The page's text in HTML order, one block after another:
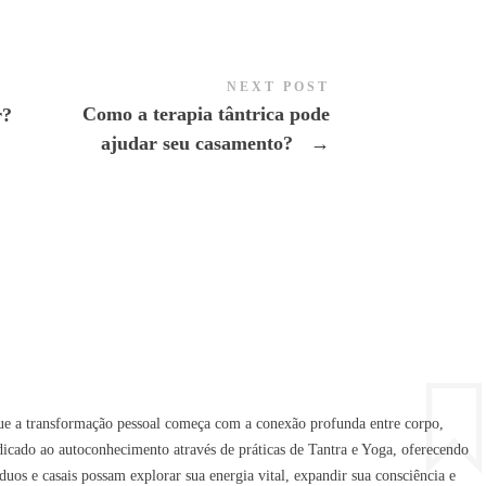
NEXT POST
Como a terapia tântrica pode
ajudar seu casamento?
→
a transformação pessoal começa com a conexão profunda entre corpo,
ao autoconhecimento através de práticas de Tantra e Yoga, oferecendo
e casais possam explorar sua energia vital, expandir sua consciência e